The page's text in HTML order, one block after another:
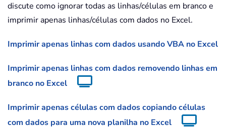
discute como ignorar todas as linhas/células em branco e
imprimir apenas linhas/células com dados no Excel.
Imprimir apenas linhas com dados usando VBA no Excel
Imprimir apenas linhas com dados removendo linhas em
branco no Excel
Imprimir apenas células com dados copiando células
com dados para uma nova planilha no Excel